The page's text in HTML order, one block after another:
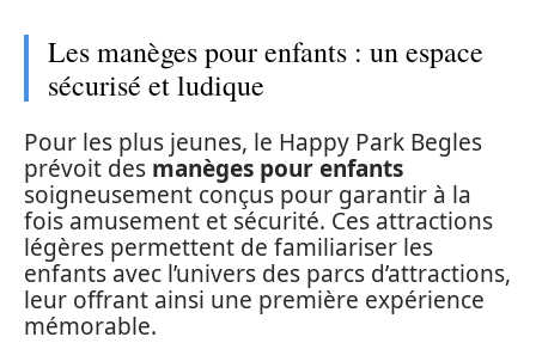
Les manèges pour enfants : un espace
sécurisé et ludique
Pour les plus jeunes, le Happy Park Begles
prévoit des manèges pour enfants
soigneusement conçus pour garantir à la
fois amusement et sécurité. Ces attractions
légères permettent de familiariser les
enfants avec l’univers des parcs d’attractions,
leur offrant ainsi une première expérience
mémorable.